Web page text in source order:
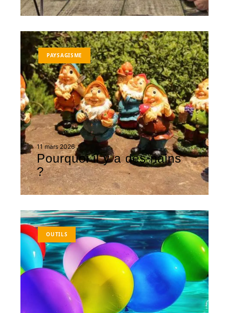
PAYSAGISME
11 mars 2026
Pourquoi il y a des nains
?
OUTILS